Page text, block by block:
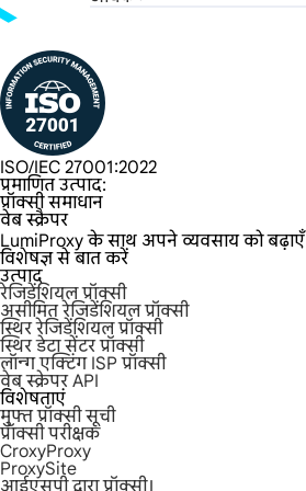
ISO/IEC 27001:2022
प्रमाणित उत्पाद:
प्रॉक्सी समाधान
वेब स्क्रैपर
LumiProxy के साथ अपने व्यवसाय को बढ़ाएँ
विशेषज्ञ से बात करें
उत्पाद
रेजिडेंशियल प्रॉक्सी
असीमित रेजिडेंशियल प्रॉक्सी
स्थिर रेजिडेंशियल प्रॉक्सी
स्थिर डेटा सेंटर प्रॉक्सी
लॉन्ग एक्टिंग ISP प्रॉक्सी
वेब स्क्रेपर API
विशेषताएं
मुफ्त प्रॉक्सी सूची
प्रॉक्सी परीक्षक
CroxyProxy
ProxySite
आईएसपी द्वारा प्रॉक्सी।